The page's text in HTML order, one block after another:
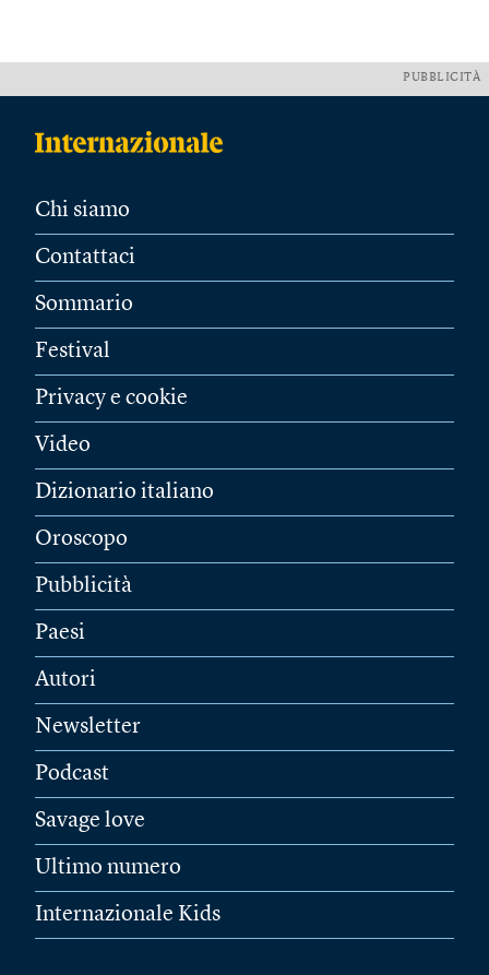
PUBBLICITÀ
Chi siamo
Contattaci
Sommario
Festival
Privacy e cookie
Video
Dizionario italiano
Oroscopo
Pubblicità
Paesi
Autori
Newsletter
Podcast
Savage love
Ultimo numero
Internazionale Kids